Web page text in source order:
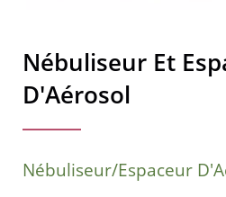
Nébuliseur Et
D'Aérosol
Nébuliseur/Espaceur